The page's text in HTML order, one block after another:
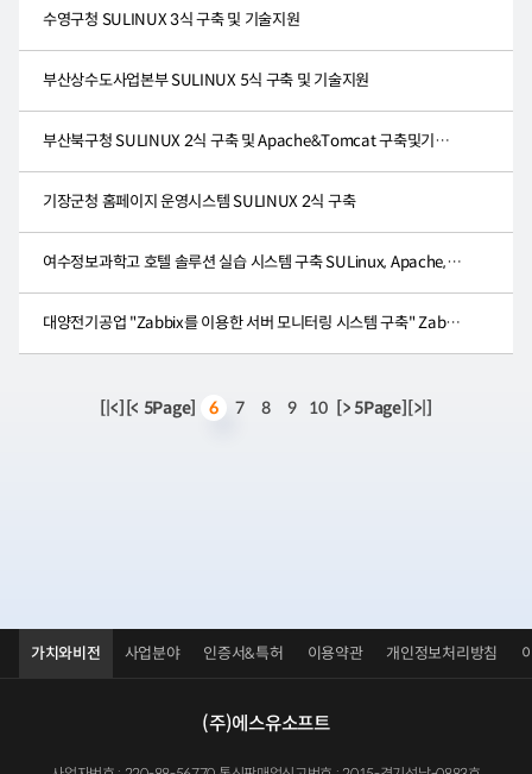
수영구청 SULINUX 3식 구축 및 기술지원
부산상수도사업본부 SULINUX 5식 구축 및 기술지원
부산북구청 SULINUX 2식 구축 및 Apache&Tomcat 구축및기술지원
기장군청 홈페이지 운영시스템 SULINUX 2식 구축
여수정보과학고 호텔 솔루션 실습 시스템 구축 SULinux, Apache, Tomcat 구축/관리
대양전기공업 "Zabbix를 이용한 서버 모니터링 시스템 구축" Zabbix 구축/관리
[|<] [< 5Page] 6 7 8 9 10 [> 5Page] [>|]
가치와비전 사업분야 인증서&특허 이용약관 개인정보처리방침
(주)에스유소프트